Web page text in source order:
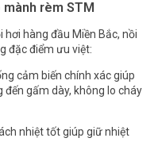
rèm STM
hàng đầu Miền Bắc, nồi
đặc điểm ưu việt:
cảm biến chính xác giúp
đến gấm dày, không lo cháy
nhiệt tốt giúp giữ nhiệt